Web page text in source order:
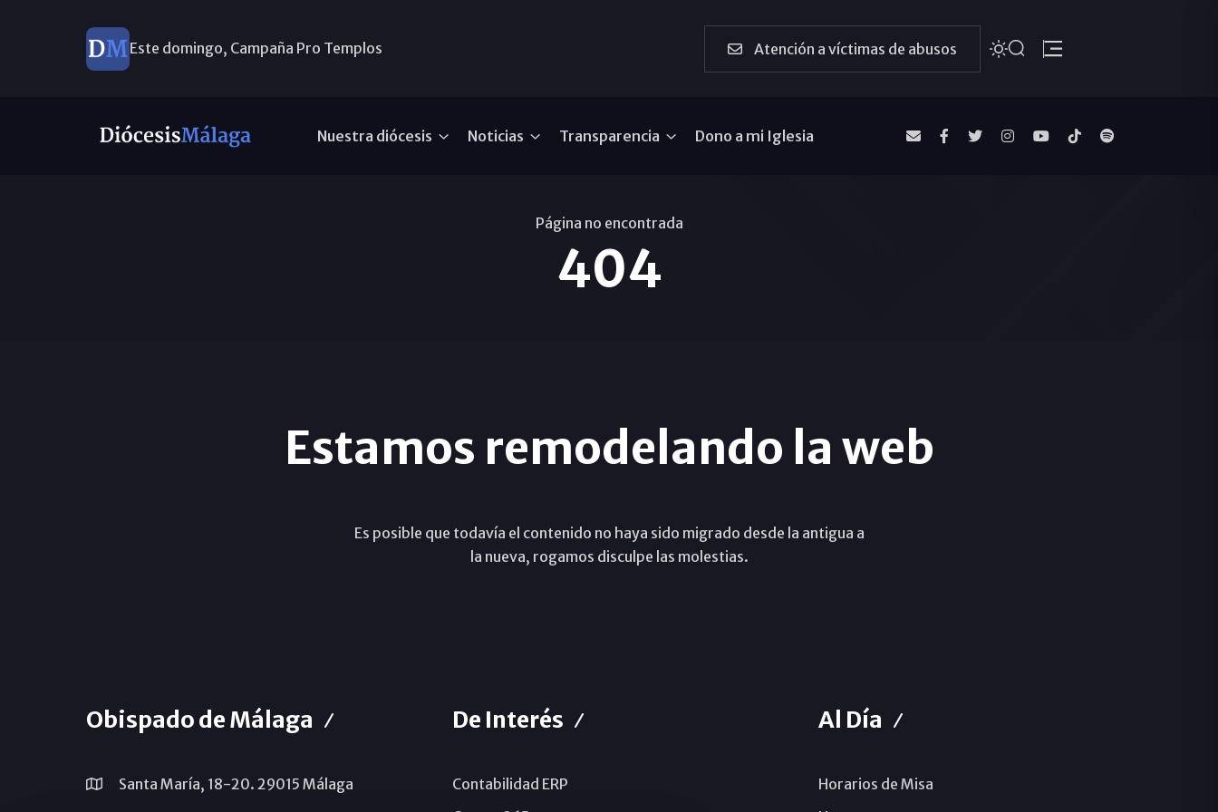
Este domingo, Campaña Pro Templos Atención a víctimas de abusos
Nuestra diócesis Noticias Transparencia Dono a mi Iglesia
Página no encontrada
404
Estamos remodelando la web
Es posible que todavía el contenido no haya sido migrado desde la antigua a
la nueva, rogamos disculpe las molestias.
Obispado de Málaga
Santa María, 18-20. 29015 Málaga
De Interés
Contabilidad ERP
Al Día
Horarios de Misa